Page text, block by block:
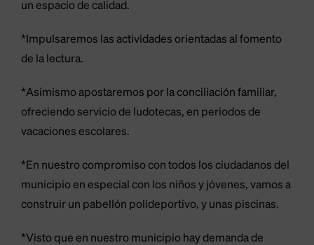
un espacio de calidad.
*Impulsaremos las actividades orientadas al fomento
de la lectura.
*Asimismo apostaremos por la conciliación familiar,
ofreciendo servicio de ludotecas, en periodos de
vacaciones escolares.
*En nuestro compromiso con todos los ciudadanos del
municipio en especial con los niños y jóvenes, vamos a
construir un pabellón polideportivo, y unas piscinas.
*Visto que en nuestro municipio hay demanda de